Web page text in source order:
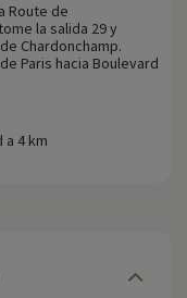
Route de
la salida 29 y
Chardonchamp.
Paris hacia Boulevard
4 km